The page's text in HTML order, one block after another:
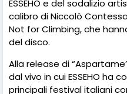
ESSEHO e del sodalizio
calibro di Niccolò
Not for Climbing, che
del disco.
Alla release di
dal vivo in cui ESSEHO ha
principali festival italiani